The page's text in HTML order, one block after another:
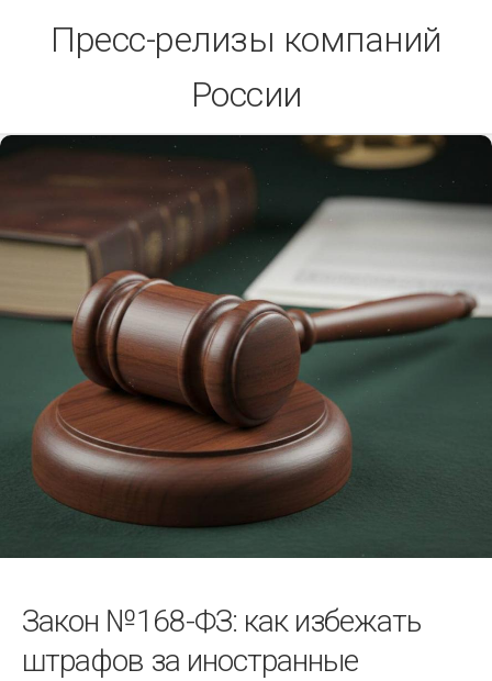
Пресс-релизы компаний
России
Закон №168-ФЗ: как избежать
штрафов за иностранные